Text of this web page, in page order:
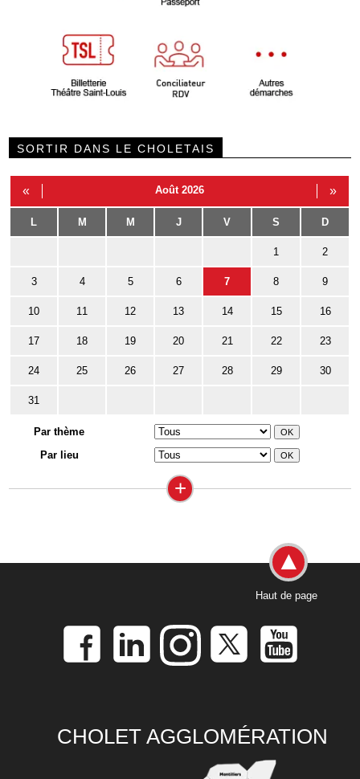
SORTIR DANS LE CHOLETAIS
« Août 2026 »
L M M J V S D
1 2
3 4 5 6 7 8 9
10 11 12 13 14 15 16
17 18 19 20 21 22 23
24 25 26 27 28 29 30
31
Par thème
Par lieu
+
Haut de page
CHOLET AGGLOMÉRATION